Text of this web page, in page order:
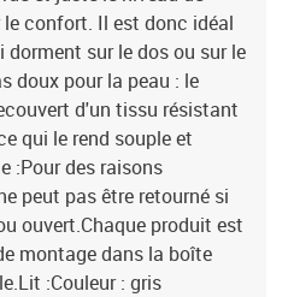
confort. Il est donc idéal
dorment sur le dos ou sur le
doux pour la peau : le
d'un tissu résistant
qui le rend souple et
:Pour des raisons
peut pas être retourné si
ouvert.Chaque produit est
montage dans la boîte
:Couleur : gris